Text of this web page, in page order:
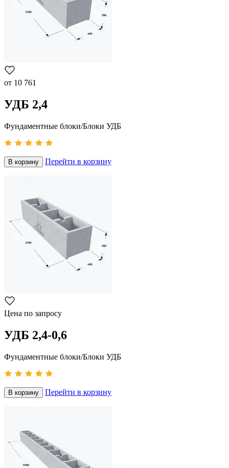
от 10 761
УДБ 2,4
Фундаментные блоки/Блоки УДБ
В корзину Перейти в корзину
Цена по запросу
УДБ 2,4-0,6
Фундаментные блоки/Блоки УДБ
В корзину Перейти в корзину